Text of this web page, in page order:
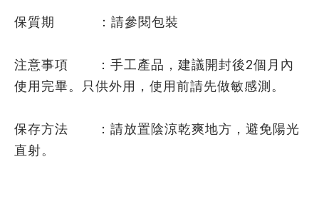
保質期 ：請參閱包裝
注意事項 ：手工產品，建議開封後2個月內
使用完畢。只供外用，使用前請先做敏感測。
保存方法 ：請放置陰涼乾爽地方，避免陽光
直射。